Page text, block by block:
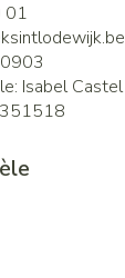
01
Isabel Castel